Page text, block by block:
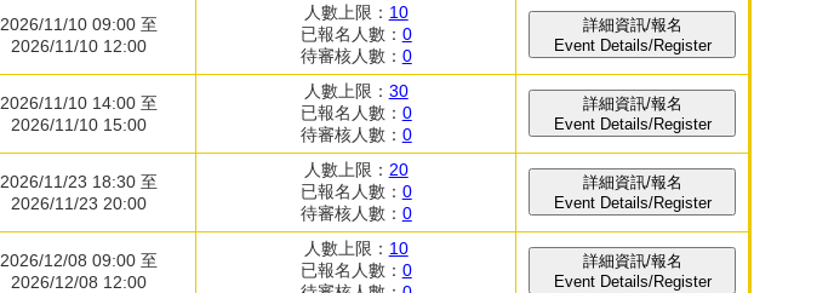
2026/11/10 09:00 至
2026/11/10 12:00
人數上限： 10
已報名人數： 0
待審核人數： 0
詳細資訊/報名
Event Details/Register
2026/11/10 14:00 至
2026/11/10 15:00
人數上限： 30
已報名人數： 0
待審核人數： 0
詳細資訊/報名
Event Details/Register
2026/11/23 18:30 至
2026/11/23 20:00
人數上限： 20
已報名人數： 0
待審核人數： 0
詳細資訊/報名
Event Details/Register
2026/12/08 09:00 至
2026/12/08 12:00
人數上限： 10
已報名人數： 0
詳細資訊/報名
Event Details/Register